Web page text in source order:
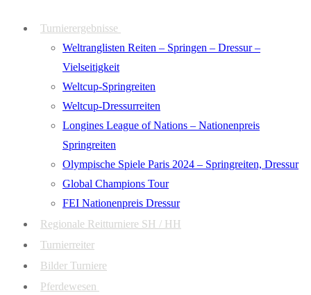
Turnierergebnisse
Weltranglisten Reiten – Springen – Dressur –
Vielseitigkeit
Weltcup-Springreiten
Weltcup-Dressurreiten
Longines League of Nations – Nationenpreis
Springreiten
Olympische Spiele Paris 2024 – Springreiten, Dressur
Global Champions Tour
FEI Nationenpreis Dressur
Regionale Reitturniere SH / HH
Turnierreiter
Bilder Turniere
Pferdewesen